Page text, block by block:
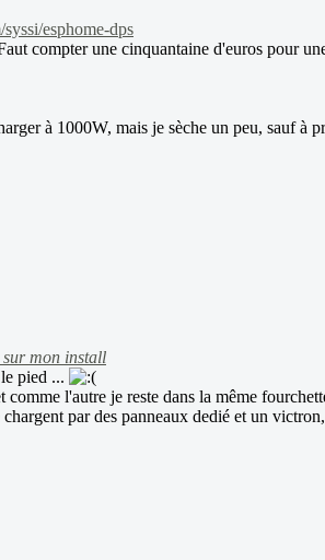
esphome-dps
compter une cinquantaine d'euros pour
à 1000W, mais je sèche un peu, sauf à
mon install
pied ...
l'autre je reste dans la même
par des panneaux dedié et un